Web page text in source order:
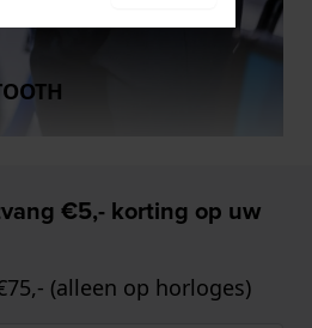
€5,- korting op uw
(alleen op horloges)